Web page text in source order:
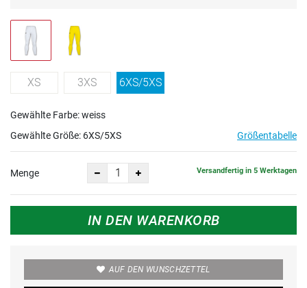
XS 3XS 6XS/5XS
Gewählte Farbe: weiss
Gewählte Größe: 6XS/5XS Größentabelle
Menge Versandfertig in 5 Werktagen
IN DEN WARENKORB
AUF DEN WUNSCHZETTEL